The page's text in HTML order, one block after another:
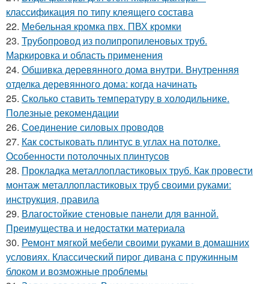
классификация по типу клеящего состава
22. Мебельная кромка пвх. ПВХ кромки
23. Трубопровод из полипропиленовых труб.
Маркировка и область применения
24. Обшивка деревянного дома внутри. Внутренняя
отделка деревянного дома: когда начинать
25. Сколько ставить температуру в холодильнике.
Полезные рекомендации
26. Соединение силовых проводов
27. Как состыковать плинтус в углах на потолке.
Особенности потолочных плинтусов
28. Прокладка металлопластиковых труб. Как провести
монтаж металлопластиковых труб своими руками:
инструкция, правила
29. Влагостойкие стеновые панели для ванной.
Преимущества и недостатки материала
30. Ремонт мягкой мебели своими руками в домашних
условиях. Классический пирог дивана с пружинным
блоком и возможные проблемы